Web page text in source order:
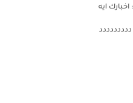
: اخبارك ايه
ددددددددد